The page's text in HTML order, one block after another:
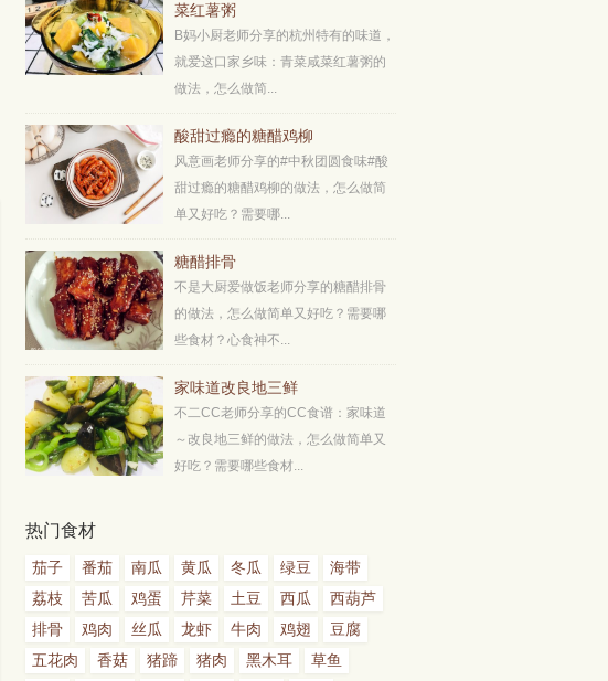
菜红薯粥
B妈小厨老师分享的杭州特有的味道，
就爱这口家乡味：青菜咸菜红薯粥的
做法，怎么做简...
酸甜过瘾的糖醋鸡柳
风意画老师分享的#中秋团圆食味#酸
甜过瘾的糖醋鸡柳的做法，怎么做简
单又好吃？需要哪...
糖醋排骨
不是大厨爱做饭老师分享的糖醋排骨
的做法，怎么做简单又好吃？需要哪
些食材？心食神不...
家味道改良地三鲜
不二CC老师分享的CC食谱：家味道
～改良地三鲜的做法，怎么做简单又
好吃？需要哪些食材...
热门食材
茄子 番茄 南瓜 黄瓜 冬瓜 绿豆
海带
荔枝
苦瓜 鸡蛋 芹菜 土豆 西瓜
西葫芦
排骨
鸡肉 丝瓜 龙虾 牛肉 鸡翅
豆腐
五花肉
香菇 猪蹄 猪肉 黑木耳
草鱼